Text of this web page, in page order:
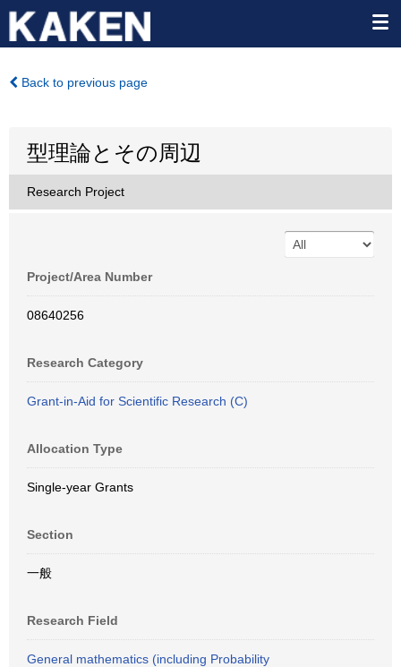
Back to previous page
型理論とその周辺
Research Project
Project/Area Number
08640256
Research Category
Grant-in-Aid for Scientific Research (C)
Allocation Type
Single-year Grants
Section
一般
Research Field
General mathematics (including Probability